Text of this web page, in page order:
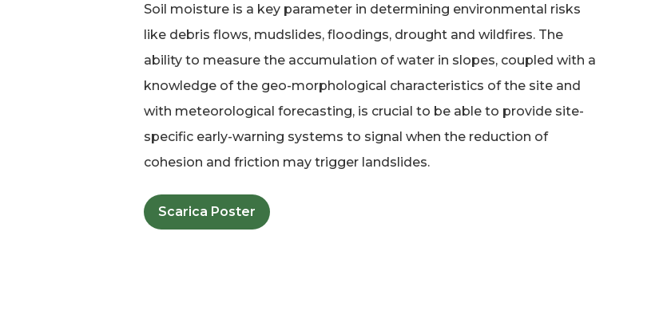
Soil moisture is a key parameter in determining environmental risks
like debris flows, mudslides, floodings, drought and wildfires. The
ability to measure the accumulation of water in slopes, coupled with a
knowledge of the geo-morphological characteristics of the site and
with meteorological forecasting, is crucial to be able to provide site-
specific early-warning systems to signal when the reduction of
cohesion and friction may trigger landslides.
Scarica Poster